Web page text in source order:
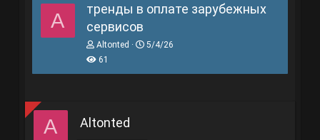
тренды в оплате зарубежных
сервисов
A
T
h
t
Altonted
N
5/4/26
61
A Altonted